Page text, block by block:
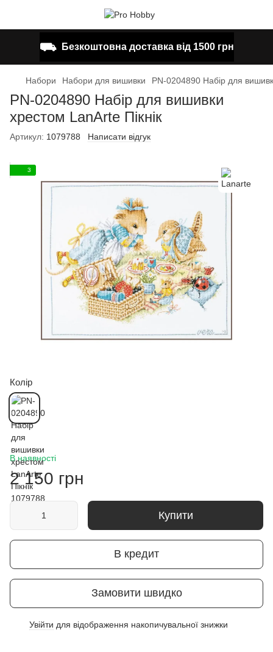
⛟ Безкоштовна доставка від 1500 грн
Набори Набори для вишивки PN-0204890 Набір для
PN-0204890 Набір для вишивки
хрестом LanArte Пікнік
Артикул: 1079788 Написати відгук
3
Колір
В наявності
2 150 грн
Купити
В кредит
Замовити швидко
Увійти для відображення накопичувальної знижки